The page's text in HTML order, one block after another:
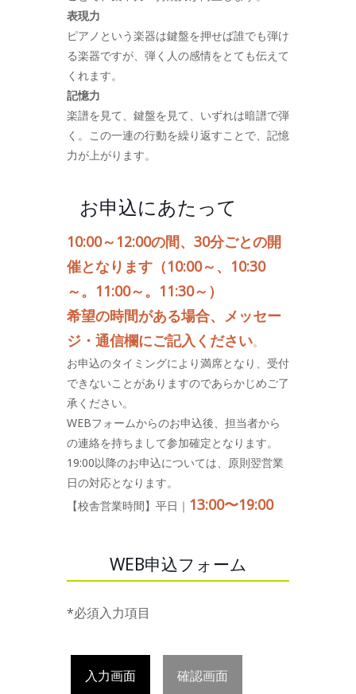
表現力
ピアノという楽器は鍵盤を押せば誰でも弾け
る楽器ですが、弾く人の感情をとても伝えて
くれます。
記憶力
楽譜を見て、鍵盤を見て、いずれは暗譜で弾
く。この一連の行動を繰り返すことで、記憶
力が上がります。
お申込にあたって
10:00～12:00の間、30分ごとの開
催となります（10:00～、10:30
～。11:00～。11:30～）
希望の時間がある場合、メッセー
ジ・通信欄にご記入ください。
お申込のタイミングにより満席となり、受付
できないことがありますのであらかじめご了
承ください。
WEBフォームからのお申込後、担当者から
の連絡を持ちまして参加確定となります。
19:00以降のお申込については、原則翌営業
日の対応となります。
【校舎営業時間】平日｜ 13:00〜19:00
WEB申込フォーム
*必須入力項目
入力画面 確認画面